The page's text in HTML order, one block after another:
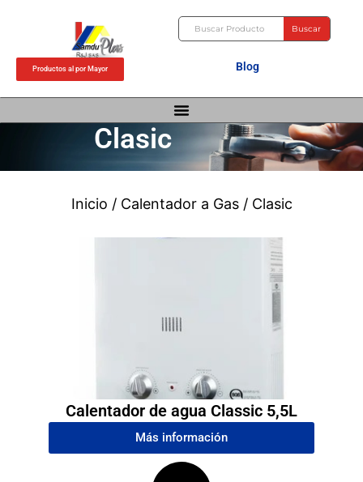
Buscar Buscar
Productos al por Mayor Blog
Clasic
Inicio / Calentador a Gas/ Clasic
Calentador de agua Classic 5,5L
Más información